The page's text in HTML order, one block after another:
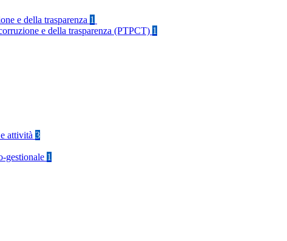
e della trasparenza 1
e della trasparenza (PTPCT) 1
attività 3
gestionale 1